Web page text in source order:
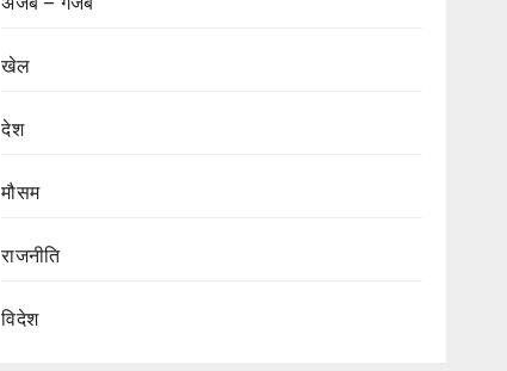
खेल
देश
मौसम
राजनीति
विदेश